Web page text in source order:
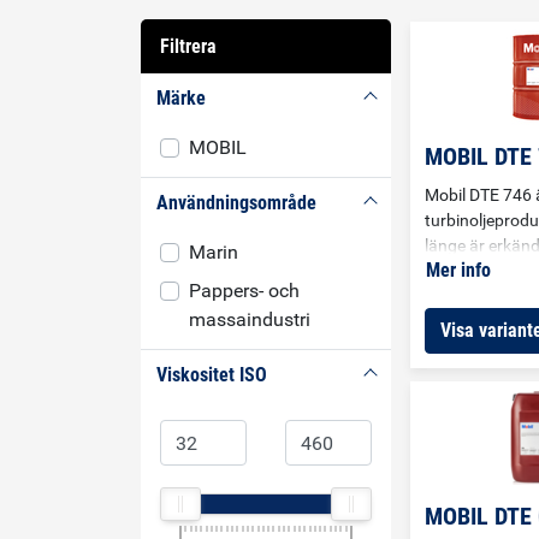
Filtrera
Märke
MOBIL
Användningsområde
Marin
Pappers- och
massaindustri
Viskositet ISO
MOBIL
Mobil DTE 746
länge är
kvalitet och
som
gas- och
DTE 746 har
speciellt
tillsatser,
antioxidanter,
Mer info
Visa
MOBIL DTE